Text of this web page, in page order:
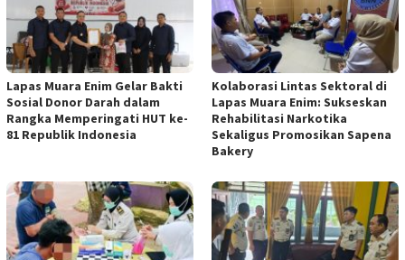
Lapas Muara Enim Gelar Bakti
Sosial Donor Darah dalam
Rangka Memperingati HUT ke-
81 Republik Indonesia
Kolaborasi Lintas Sektoral di
Lapas Muara Enim: Sukseskan
Rehabilitasi Narkotika
Sekaligus Promosikan Sapena
Bakery